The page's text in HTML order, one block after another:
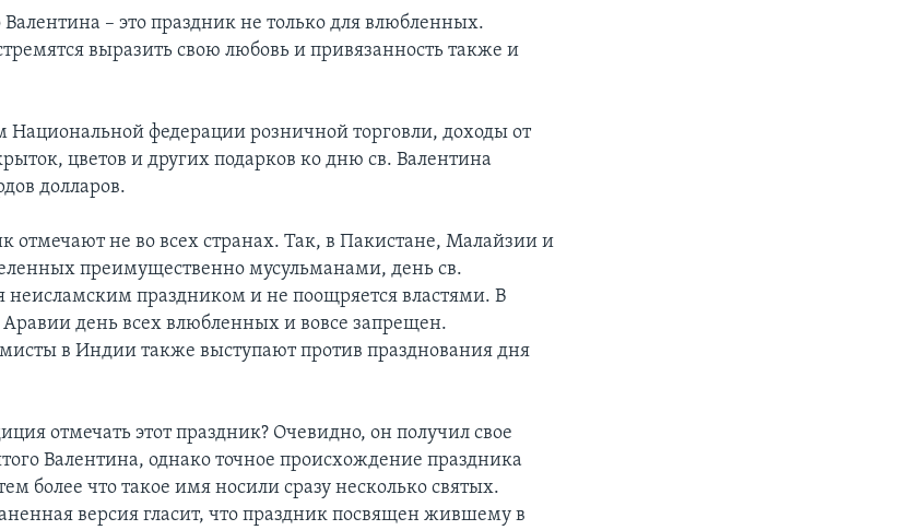
Валентина – это праздник не только для влюбленных.
выразить свою любовь и привязанность также и
федерации розничной торговли, доходы от
цветов и других подарков ко дню св. Валентина
долларов.
отмечают не во всех странах. Так, в Пакистане, Малайзии и
преимущественно мусульманами, день св.
неисламским праздником и не поощряется властями. В
день всех влюбленных и вовсе запрещен.
в Индии также выступают против празднования дня
отмечать этот праздник? Очевидно, он получил свое
Валентина, однако точное происхождение праздника
более что такое имя носили сразу несколько святых.
версия гласит, что праздник посвящен жившему в